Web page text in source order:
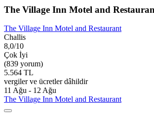
The Village Inn Motel and
The Village Inn Motel and Restaurant
Challis
8,0/10
Çok İyi
(839 yorum)
5.564 TL
vergiler ve ücretler dâhildir
11 Ağu - 12 Ağu
The Village Inn Motel and Restaurant